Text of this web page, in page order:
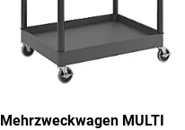
Mehrzweckwagen MULTI